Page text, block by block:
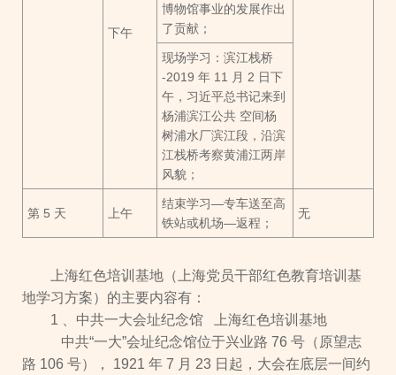
下午
博物馆事业的发展作出
了贡献；
现场学习：滨江栈桥
-2019 年 11 月 2 日下
午，习近平总书记来到
杨浦滨江公共 空间杨
树浦水厂滨江段，沿滨
江栈桥考察黄浦江两岸
风貌；
第 5 天 上午
结束学习—专车送至高
铁站或机场—返程；
无
上海红色培训基地（上海党员干部红色教育培训基
地学习方案）的主要内容有：
1 、中共一大会址纪念馆 上海红色培训基地
中共“一大”会址纪念馆位于兴业路 76 号（原望志
路 106 号）， 1921 年 7 月 23 日起，大会在底层一间约